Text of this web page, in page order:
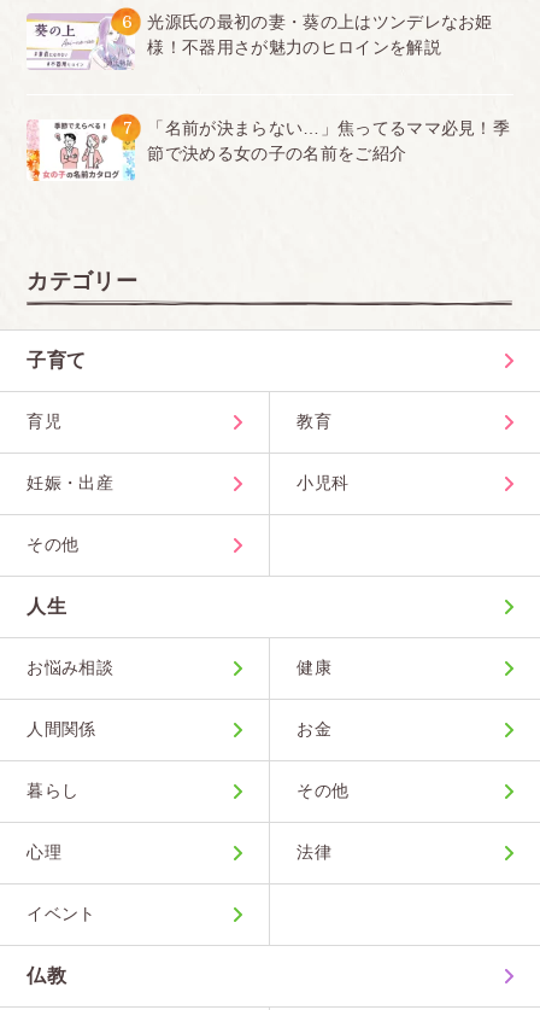
6
光源氏の最初の妻・葵の上はツンデレなお姫
様！不器用さが魅力のヒロインを解説
7
「名前が決まらない…」焦ってるママ必見！季
節で決める女の子の名前をご紹介
カテゴリー
子育て
育児 教育
妊娠・出産 小児科
その他
人生
お悩み相談 健康
人間関係 お金
暮らし その他
心理 法律
イベント
仏教